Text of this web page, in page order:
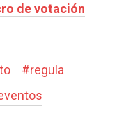
de votación
#regula